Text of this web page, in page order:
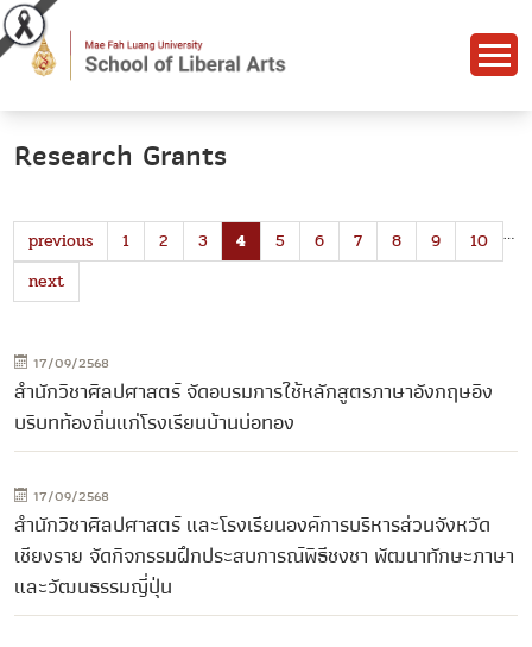
Research Grants
previous 1 2 3 4 5 6 7 8 9 10
…
next
17/09/2568
สำนักวิชาศิลปศาสตร์ จัดอบรมการใช้หลักสูตรภาษาอังกฤษอิง
บริบทท้องถิ่นแก่โรงเรียนบ้านบ่อทอง
17/09/2568
สำนักวิชาศิลปศาสตร์ และโรงเรียนองค์การบริหารส่วนจังหวัด
เชียงราย จัดกิจกรรมฝึกประสบการณ์พิธีชงชา พัฒนาทักษะภาษา
และวัฒนธรรมญี่ปุ่น